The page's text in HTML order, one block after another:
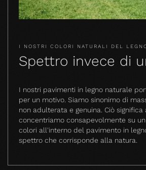
I NOSTRI COLORI NATURALI DEL
Spettro invece di
I nostri pavimenti in legno naturale
per un motivo. Siamo sinonimo di
non adulterata e genuina. Ciò significa
concentriamo consapevolmente su
colori all'interno del pavimento in
spettro che corrisponde alla natura.